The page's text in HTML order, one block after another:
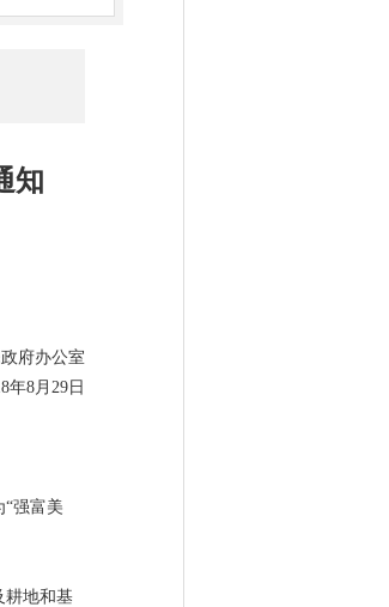
知
府办公室
年8月29日
强富美
耕地和基